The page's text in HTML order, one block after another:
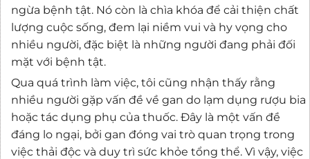
ngừa bệnh tật. Nó còn là chìa khóa để cải thiện chất
lượng cuộc sống, đem lại niềm vui và hy vọng cho
nhiều người, đặc biệt là những người đang phải đối
mặt với bệnh tật.
Qua quá trình làm việc, tôi cũng nhận thấy rằng
nhiều người gặp vấn đề về gan do lạm dụng rượu bia
hoặc tác dụng phụ của thuốc. Đây là một vấn đề
đáng lo ngại, bởi gan đóng vai trò quan trọng trong
việc thải độc và duy trì sức khỏe tổng thể. Vì vậy, việc